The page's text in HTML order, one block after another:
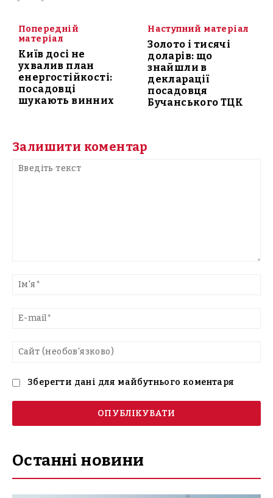
Попередній
матеріал
Київ досі не
ухвалив план
енергостійкості:
посадовці
шукають винних
Наступний матеріал
Золото і тисячі
доларів: що
знайшли в
декларації
посадовця
Бучанського ТЦК
Залишити коментар
текст
Зберегти дані для майбутнього коментаря
Останні новини